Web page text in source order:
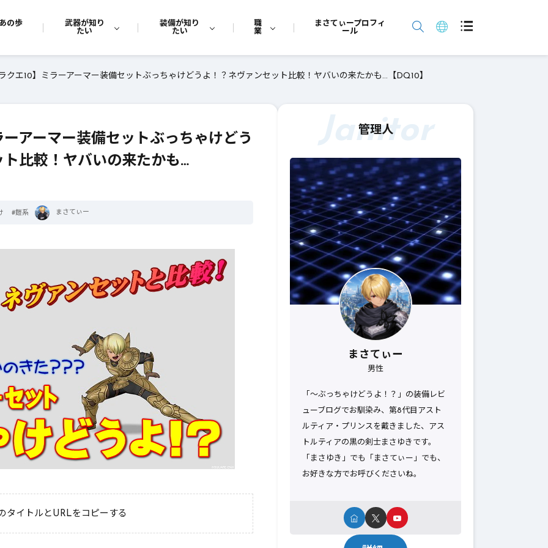
の歩
武器が知り
たい
装備が知り
たい
職
業
まさてぃープロフィ
ール
クエ10】ミラーアーマー装備セットぶっちゃけどうよ！？ネヴァンセット比較！ヤバいの来たかも…【DQ10】
アーマー装備セットぶっちゃけどう
比較！ヤバいの来たかも…
#鎧系 まさてぃー
タイトルとURLをコピーする
管理人
Janitor
まさてぃー
男性
「～ぶっちゃけどうよ！？」の装備レビ
ューブログでお馴染み、第8代目アスト
ルティア・プリンスを戴きました、アス
トルティアの黒の剣士まさゆきです。
「まさゆき」でも「まさてぃー」でも、
お好きな方でお呼びくださいね。